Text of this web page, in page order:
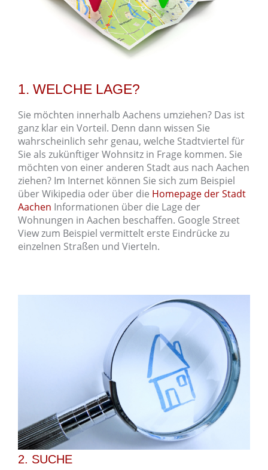
1. WELCHE LAGE?
Sie möchten innerhalb Aachens umziehen? Das ist
ganz klar ein Vorteil. Denn dann wissen Sie
wahrscheinlich sehr genau, welche Stadtviertel für
Sie als zukünftiger Wohnsitz in Frage kommen. Sie
möchten von einer anderen Stadt aus nach Aachen
ziehen? Im Internet können Sie sich zum Beispiel
über Wikipedia oder über die Homepage der Stadt
Aachen Informationen über die Lage der
Wohnungen in Aachen beschaffen. Google Street
View zum Beispiel vermittelt erste Eindrücke zu
einzelnen Straßen und Vierteln.
2. SUCHE